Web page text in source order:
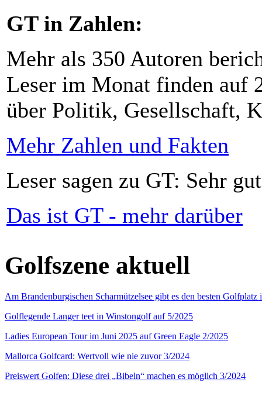
GT in Zahlen:
Mehr als 350 Autoren
Leser im Monat finden auf
über Politik, Gesellschaft,
Mehr Zahlen und Fakten
Leser sagen zu GT: Sehr
Das ist GT - mehr darüber
Golfszene aktuell
Am Brandenburgischen Scharmützelsee gibt es den besten
Golflegende Langer teet in Winstongolf auf 5/2025
Ladies European Tour im Juni 2025 auf Green Eagle 2/2025
Mallorca Golfcard: Wertvoll wie nie zuvor 3/2024
Preiswert Golfen: Diese drei „Bibeln“ machen es möglich 3/2024